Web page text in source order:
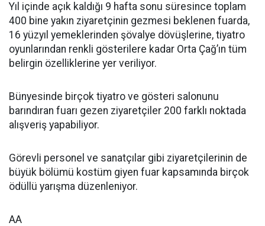
Yıl içinde açık kaldığı 9 hafta sonu süresince toplam
400 bine yakın ziyaretçinin gezmesi beklenen fuarda,
16 yüzyıl yemeklerinden şövalye dövüşlerine, tiyatro
oyunlarından renkli gösterilere kadar Orta Çağ’ın tüm
belirgin özelliklerine yer veriliyor.
Bünyesinde birçok tiyatro ve gösteri salonunu
barındıran fuarı gezen ziyaretçiler 200 farklı noktada
alışveriş yapabiliyor.
Görevli personel ve sanatçılar gibi ziyaretçilerinin de
büyük bölümü kostüm giyen fuar kapsamında birçok
ödüllü yarışma düzenleniyor.
AA